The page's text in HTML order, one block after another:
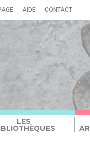
AIDE CONTACT
LES